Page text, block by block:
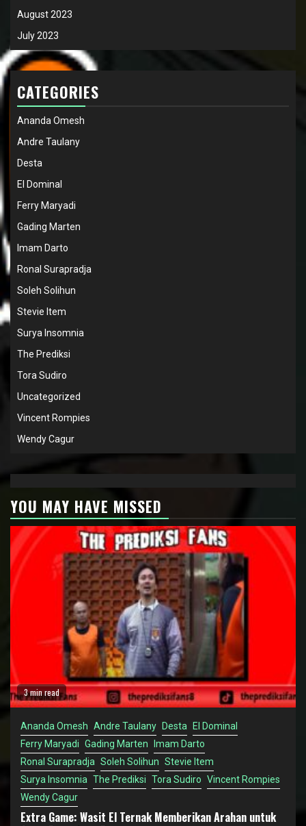
August 2023
July 2023
CATEGORIES
Ananda Omesh
Andre Taulany
Desta
El Dominal
Ferry Maryadi
Gading Marten
Imam Darto
Ronal Surapradja
Soleh Solihun
Stevie Item
Surya Insomnia
The Prediksi
Tora Sudiro
Uncategorized
Vincent Rompies
Wendy Cagur
YOU MAY HAVE MISSED
3 min read
Ananda Omesh Andre Taulany Desta
El Dominal
Ferry Maryadi Gading Marten
Imam Darto
Ronal Surapradja Soleh Solihun Stevie Item
Surya Insomnia The Prediksi Tora Sudiro Vincent Rompies
Wendy Cagur
Extra Game: Wasit El Ternak Memberikan Arahan untuk